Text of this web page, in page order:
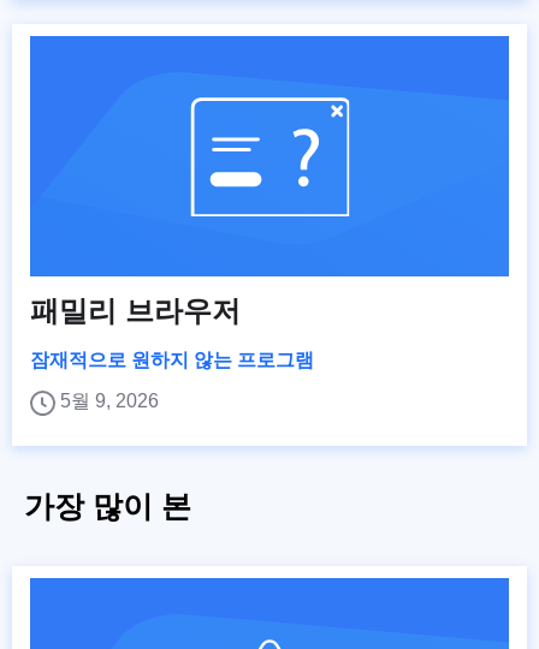
패밀리 브라우저
잠재적으로 원하지 않는 프로그램
5월 9, 2026
가장 많이 본